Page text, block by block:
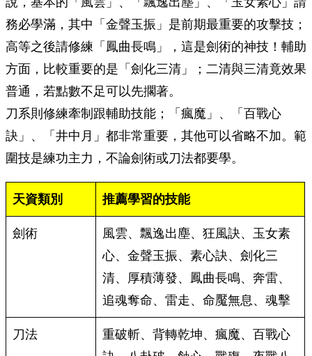
務必學滿，其中「金聲玉振」是前期最重要的攻擊技；
高等之後請修練「鳳曲長鳴」，這是劍術的神技！輔助
方面，比較重要的是「劍化三清」；二清與三清竟效果
普通，若點數不足可以先擱著。
刀系則修練牽制跟輔助技能；「瘋魔」、「百戰心
訣」、「井中月」都非常重要，其他可以省略不加。範
圍技是練功主力，不論劍術或刀法都要學。
天資類別 推薦學習的技能
劍術
風雲、飄逸出塵、狂風訣、玉女素
心、金聲玉振、素心訣、劍化三
清、厚積薄發、鳳曲長鳴、奔雷、
追魂奪命、雷走、命魘無息、魂擊
刀法
重破斬、背轉乾坤、瘋魔、百戰心